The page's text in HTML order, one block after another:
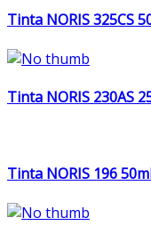
Tinta NORIS 325CS
Tinta NORIS 230AS
Tinta NORIS 196